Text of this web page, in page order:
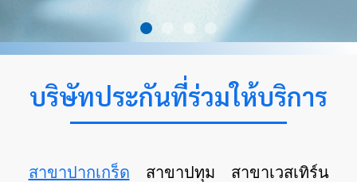
บริษัทประกันที่ร่วมให้บริการ
สาขาปากเกร็ด สาขาปทุม สาขาเวสเทิร์น